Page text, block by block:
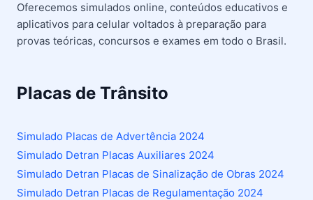
Oferecemos simulados online, conteúdos educativos e
aplicativos para celular voltados à preparação para
provas teóricas, concursos e exames em todo o Brasil.
Placas de Trânsito
Simulado Placas de Advertência 2024
Simulado Detran Placas Auxiliares 2024
Simulado Detran Placas de Sinalização de Obras 2024
Simulado Detran Placas de Regulamentação 2024